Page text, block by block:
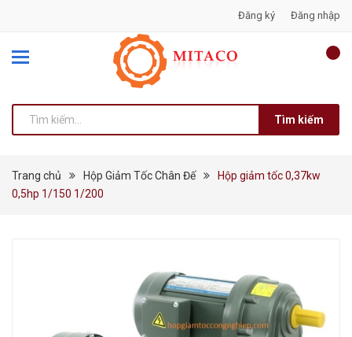
Đăng ký Đăng nhập
Tìm kiếm
Trang chủ Hộp Giảm Tốc Chân Đế
Hộp giảm tốc 0,37kw
0,5hp 1/150 1/200